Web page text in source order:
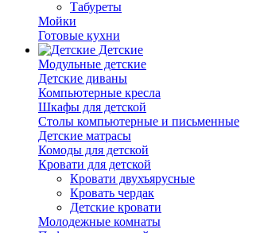
Табуреты
Мойки
Готовые кухни
Детские
Модульные детские
Детские диваны
Компьютерные кресла
Шкафы для детской
Столы компьютерные и письменные
Детские матрасы
Комоды для детской
Кровати для детской
Кровати двухъярусные
Кровать чердак
Детские кровати
Молодежные комнаты